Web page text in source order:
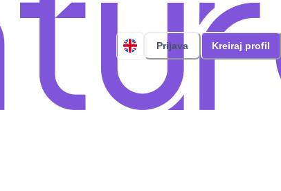
Prijava Kreiraj profil